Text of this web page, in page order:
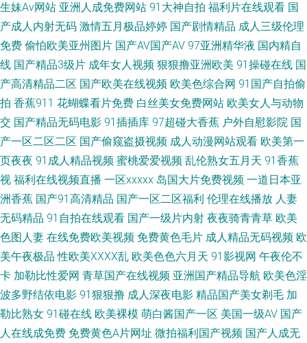
费 国产中文日本 91大香蕉 欧美日韩在线观看视频 国产免费私拍一 亚洲伊人
狠狠综合 女同在线观看免费网站 国产干逼电影 亚洲日韩国产中文字幕 欧美
性稚交6 国产69精品xxxx 永久免费看黄在线播放 日韩欧美国产亚洲精品 精
品欧美一区二区三 肏屄一区二区三 婷婷五月份视频 国内视频在线 一区视频
免费电影官网 99久久精品国产高清一区二区 亚洲无人区一 理论片午午伦夜
91在线免费视屏 亚洲大片在线观看网址 区在线二产线 福建表兄 微拍福利老
司机 国产探花123 伊人青青香蕉 免费观看黄大全 93午夜免费福利视频 污污
小视频在线观看 免费人成黄页在线观 豆花一区 天天日天天草屄 国产美女白
丝袜精品 91情侣在线视频 欧美亚洲色tv 成人A级网站 色噜噜97视频在线观
看 久久日本无码一区二区三区 超碰这里只有精品 天天影视色 精品国产自在
生妹Av网站 亚洲人成免费网站 91大神自拍 福利片在线观看 国
产成人内射无码 激情五月极品婷婷 国产剧情精品 成人三级伦理
免费 偷怕欧美亚州图片 国产AV国产AV 97亚洲精华液 国内精自
线 国产精品3级片 成年女人视频 狠狠撸亚洲欧美 91操碰在线 国
产高清精品二区 国产欧美在线视频 欧美色综合网 91国产自拍偷
拍 香蕉911 花蝴蝶看片免费 白丝美女免费网站 欧美女人与动物
交 国产精品无码电影 91插插库 97超碰大香蕉 户外自慰影院 国
产一区二区二区 国产偷窥盗摄视频 成人动漫网站观看 欧美第一
页夜夜 91成人精品视频 蜜桃爱爱视频 乱伦熟女五月天 91香蕉
视 福利在线视频直播 一区xxxxx 岛国大片免费视频 一道日本亚
洲香蕉 国产91高清精品 国产一区二区福利 伦理在线播放 人妻
无码精品 91自拍在线观看 国产一级片内射 夜夜骑青青草 欧美
色图人妻 在线免费欧美视频 免费黄色毛片 成人精品无码视频 欧
美午夜极品 性欧美ⅩⅩⅩⅩ乱 欧美色色六月天 91影视网 午夜伦不
卡 加勒比性爱网 青草国产在线视频 亚洲国产精品导航 欧美色淫
波多野结依电影 91狠狠撸 成人深夜电影 精品国产美女剃毛 加
勒比熟女 91碰在线 欧美裸模 萌白酱国产一区 美国一级AV 国产
人在线成免费 免费黄色A片网址 微拍福利国产视频 国产人成无